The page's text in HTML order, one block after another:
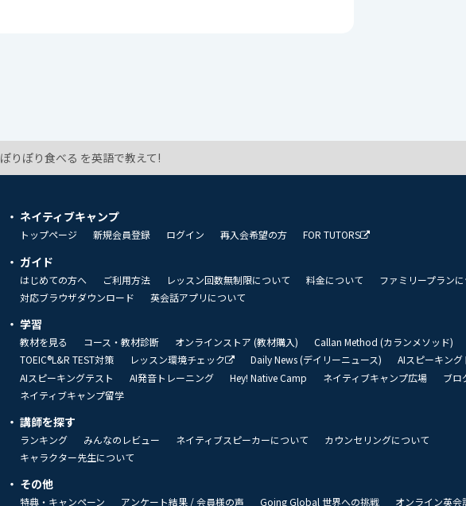
ぽりぽり食べる を英語で教えて!
ネイティブキャンプ
トップページ 新規会員登録 ログイン 再入会希望の方 FOR TUTORS
ガイド
はじめての方へ ご利用方法 レッスン回数無制限について 料金について
ファミリープラン
対応ブラウザダウンロード
英会話アプリについて
学習
教材を見る コース・教材診断 オンラインストア (教材購入)
Callan Method (カランメソッド)
TOEIC®L&R TEST対策
レッスン環境チェック Daily News (デイリーニュース)
AIスピーキン
AIスピーキングテスト
AI発音トレーニング Hey! Native Camp ネイティブキャンプ広場
ブロ
ネイティブキャンプ留学
講師を探す
ランキング みんなのレビュー ネイティブスピーカーについて
カウンセリングについて
キャラクター先生について
その他
特典・キャンペーン アンケート結果 / 会員様の声 Going Global 世界への挑戦 オンライン英会